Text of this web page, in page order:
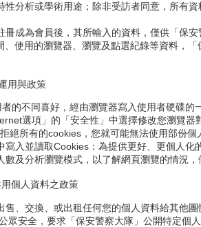
性分析或學術用途；除非受訪者同意，所有
冊成為會員後，其所輸入的資料，僅供「保
、使用的瀏覽器、瀏覽及點選紀錄等資料，
用與政策
的不同喜好，經由瀏覽器寫入使用者硬碟
選項」的「安全性」中選擇修改您瀏覽
絕所有的cookies，您就可能無法使用部份
寫入並讀取Cookies：為提供更好、更個人
及分析瀏覽模式，以了解網頁瀏覽的情況，
個人資料之政策
售、交換、或出租任何您的個人資料給其他
眾安全，要求「保安警察大隊」公開特定